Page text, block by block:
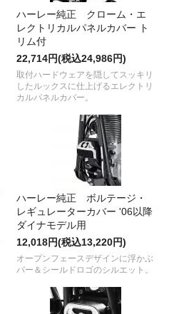
ハーレー純正 クローム・エ
レクトリカルパネルカバー ト
リム付
22,714円(税込24,986円)
取付ハードウェアを隠してスッキリ
したルックスに仕上げるエレクトリ
カルパネルカバー。
ハーレー純正 ボルテージ・
レギュレーターカバー '06以降
ダイナモデル用
12,018円(税込13,220円)
オープンフェースデザインに浮かぶ
バー＆シールドロゴのシルエット。